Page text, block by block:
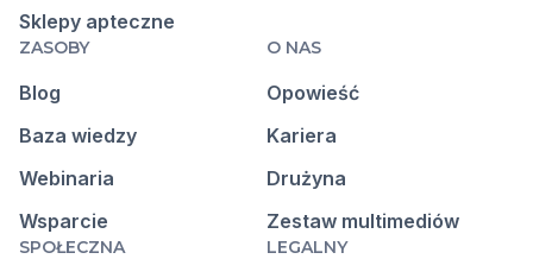
Sklepy apteczne
ZASOBY
Blog
Baza wiedzy
Webinaria
Wsparcie
O NAS
Opowieść
Kariera
Drużyna
Zestaw multimediów
SPOŁECZNA LEGALNY